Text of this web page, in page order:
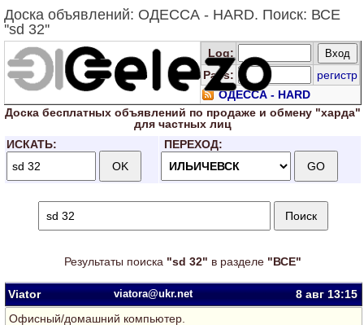
Доска объявлений: ОДЕССА - HARD. Поиск: ВСЕ
''sd 32''
Log:
Pass:
регистр
ОДЕССА - HARD
Доска бесплатных объявлений по продаже и обмену "харда"
для частных лиц
ИСКАТЬ:
ПЕРЕХОД:
Результаты поиска "sd 32" в разделе "ВСЕ"
Viator viatora@ukr.net 8 авг13:15
Офисный/домашний компьютер.